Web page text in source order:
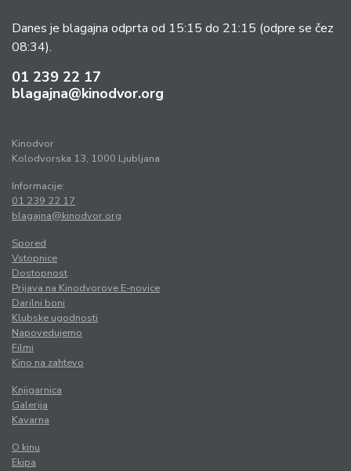
Danes je blagajna odprta od 15:15 do 21:15 (odpre se čez
08:34).
01 239 22 17
blagajna@kinodvor.org
Kinodvor
Kolodvorska 13, 1000 Ljubljana
Informacije:
01 239 22 17
blagajna@kinodvor.org
Spored
Vstopnice
Dostopnost
Prijava na Kinodvorove E-novice
Darilni boni
Klubske ugodnosti
Napovedujemo
Filmi
Kino na zahtevo
Knjigarnica
Galerija
Kavarna
O kinu
Ekipa